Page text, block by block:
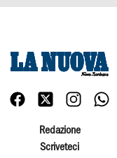
Redazione
Scriveteci